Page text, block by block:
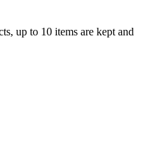
up to 10 items are kept and